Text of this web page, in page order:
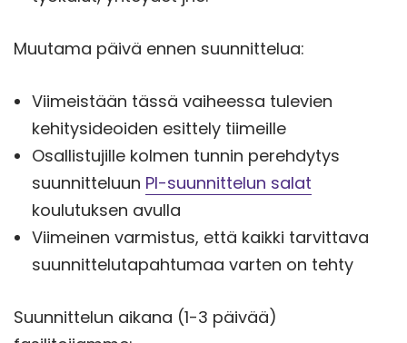
Muutama päivä ennen suunnittelua:
Viimeistään tässä vaiheessa tulevien
kehitysideoiden esittely tiimeille
Osallistujille kolmen tunnin perehdytys
suunnitteluun PI-suunnittelun salat
koulutuksen avulla
Viimeinen varmistus, että kaikki tarvittava
suunnittelutapahtumaa varten on tehty
Suunnittelun aikana (1-3 päivää)